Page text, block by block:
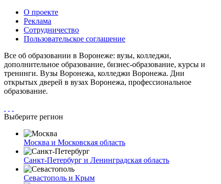
О проекте
Реклама
Сотрудничество
Пользовательское соглашение
Все об образовании в Воронеже: вузы, колледжи,
дополнительное образование, бизнес-образование, курсы и
тренинги. Вузы Воронежа, колледжи Воронежа. Дни
открытых дверей в вузах Воронежа, профессиональное
образование.
Выберите регион
Москва и Московская область
Санкт-Петербург и Ленинградская область
Севастополь и Крым